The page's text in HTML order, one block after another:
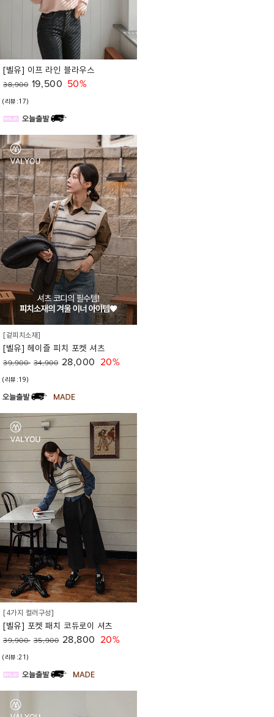
[벨유] 이프 라인 블라우스
38,900 19,500 50%
(리뷰:17)
[겉피치소재]
[벨유] 헤이즐 피치 포켓 셔츠
39,900 34,900 28,000 20%
(리뷰:19)
[4가지 컬러구성]
[벨유] 포켓 패치 코듀로이 셔츠
39,900 35,900 28,800 20%
(리뷰:21)